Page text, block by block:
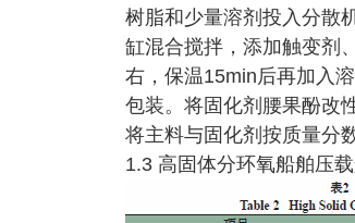
树脂和少量溶剂投入分散
缸混合搅拌，添加触变剂
右，保温15min后再加入
包装。将固化剂腰果酚改
将主料与固化剂按质量分
1.3 高固体分环氧船舶压